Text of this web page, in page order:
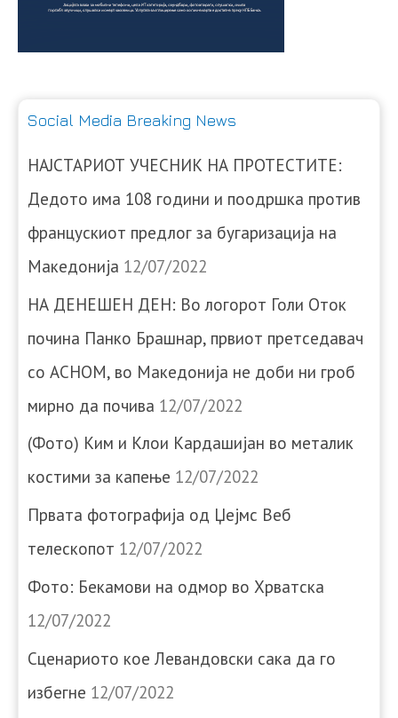
Social Media Breaking News
НАЈСТАРИОТ УЧЕСНИК НА ПРОТЕСТИТЕ:
Дедото има 108 години и поодршка против
францускиот предлог за бугаризација на
Македонија 12/07/2022
НА ДЕНЕШЕН ДЕН: Во логорот Голи Оток
почина Панко Брашнар, првиот претседавач
со АСНОМ, во Македонија не доби ни гроб
мирно да почива 12/07/2022
(Фото) Ким и Клои Кардашијан во металик
костими за капење 12/07/2022
Првата фотографија од Џејмс Веб
телескопот 12/07/2022
Фото: Бекамови на одмор во Хрватска
12/07/2022
Сценариото кое Левандовски сака да го
избегне 12/07/2022